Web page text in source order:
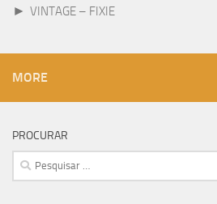
► VINTAGE – FIXIE
MORE
PROCURAR
Pesquisar
por: